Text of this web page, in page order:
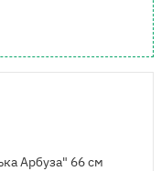
Арбуза" 66 см